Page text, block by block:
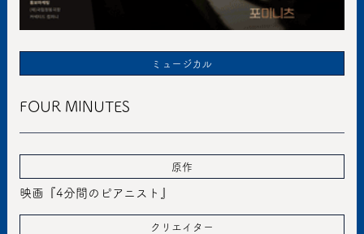
ミュージカル
FOUR MINUTES
原作
映画『4分間のピアニスト』
クリエイター